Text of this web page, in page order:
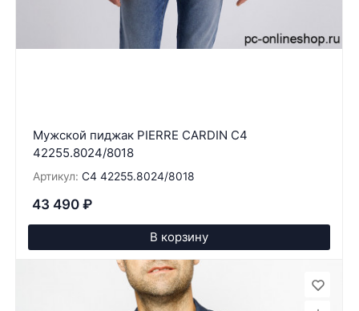
Мужской пиджак PIERRE CARDIN C4
42255.8024/8018
Артикул: C4 42255.8024/8018
43 490 ₽
В корзину